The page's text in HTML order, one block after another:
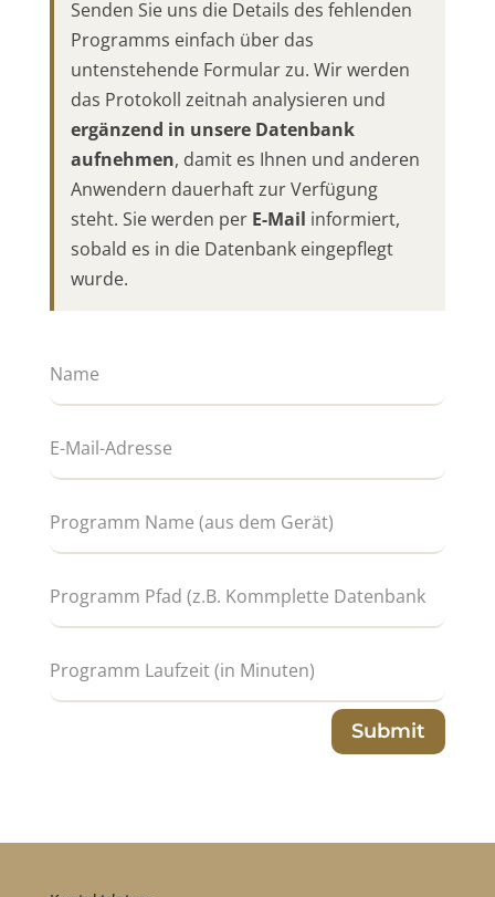
Senden Sie uns die Details des fehlenden
Programms einfach über das
untenstehende Formular zu. Wir werden
das Protokoll zeitnah analysieren und
ergänzend in unsere Datenbank
aufnehmen, damit es Ihnen und anderen
Anwendern dauerhaft zur Verfügung
steht. Sie werden per E-Mail informiert,
sobald es in die Datenbank eingepflegt
wurde.
Submit